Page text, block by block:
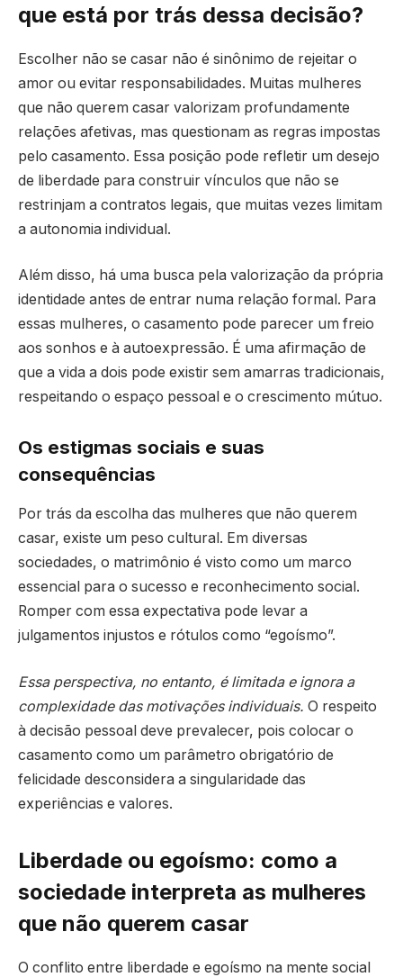
que está por trás dessa decisão?
Escolher não se casar não é sinônimo de rejeitar o
amor ou evitar responsabilidades. Muitas mulheres
que não querem casar valorizam profundamente
relações afetivas, mas questionam as regras impostas
pelo casamento. Essa posição pode refletir um desejo
de liberdade para construir vínculos que não se
restrinjam a contratos legais, que muitas vezes limitam
a autonomia individual.
Além disso, há uma busca pela valorização da própria
identidade antes de entrar numa relação formal. Para
essas mulheres, o casamento pode parecer um freio
aos sonhos e à autoexpressão. É uma afirmação de
que a vida a dois pode existir sem amarras tradicionais,
respeitando o espaço pessoal e o crescimento mútuo.
Os estigmas sociais e suas
consequências
Por trás da escolha das mulheres que não querem
casar, existe um peso cultural. Em diversas
sociedades, o matrimônio é visto como um marco
essencial para o sucesso e reconhecimento social.
Romper com essa expectativa pode levar a
julgamentos injustos e rótulos como “egoísmo”.
Essa perspectiva, no entanto, é limitada e ignora a
complexidade das motivações individuais. O respeito
à decisão pessoal deve prevalecer, pois colocar o
casamento como um parâmetro obrigatório de
felicidade desconsidera a singularidade das
experiências e valores.
Liberdade ou egoísmo: como a
sociedade interpreta as mulheres
que não querem casar
O conflito entre liberdade e egoísmo na mente social